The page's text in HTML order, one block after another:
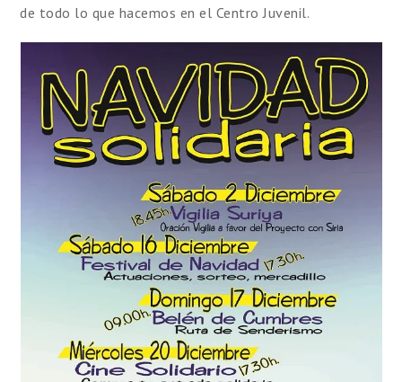
de todo lo que hacemos en el Centro Juvenil.